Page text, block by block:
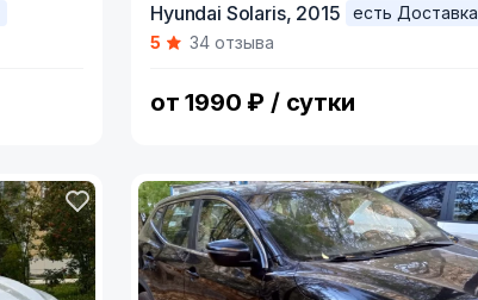
of
Hyundai Solaris, 2015
есть Доставка
5
34 отзыва
от 1990 ₽ / сутки